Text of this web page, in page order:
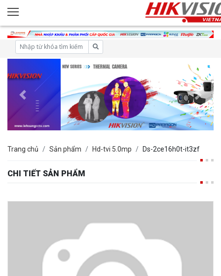
Trang chủ Sản phẩm Hd-tvi 5.0mp Ds-2ce16h0t-it3zf
CHI TIẾT SẢN PHẨM